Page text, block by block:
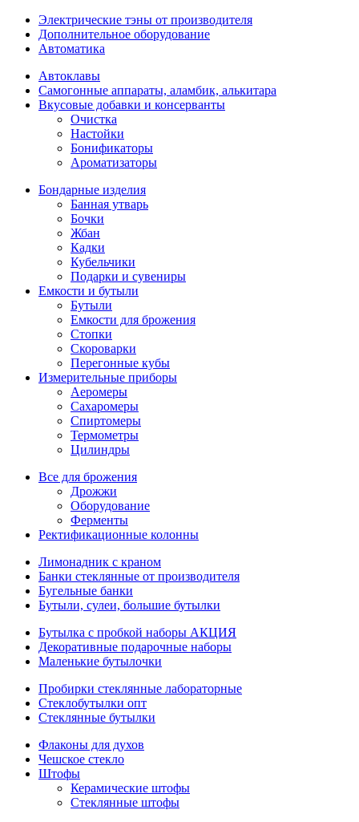
Электрические тэны от производителя
Дополнительное оборудование
Автоматика
Автоклавы
Самогонные аппараты, аламбик, алькитара
Вкусовые добавки и консерванты
Очистка
Настойки
Бонификаторы
Ароматизаторы
Бондарные изделия
Банная утварь
Бочки
Жбан
Кадки
Кубельчики
Подарки и сувениры
Емкости и бутыли
Бутыли
Емкости для брожения
Стопки
Скороварки
Перегонные кубы
Измерительные приборы
Аеромеры
Сахаромеры
Спиртомеры
Термометры
Цилиндры
Все для брожения
Дрожжи
Оборудование
Ферменты
Ректификационные колонны
Лимонадник с краном
Банки стеклянные от производителя
Бугельные банки
Бутыли, сулеи, большие бутылки
Бутылка с пробкой наборы АКЦИЯ
Декоративные подарочные наборы
Маленькие бутылочки
Пробирки стеклянные лабораторные
Стеклобутылки опт
Стеклянные бутылки
Флаконы для духов
Чешское стекло
Штофы
Керамические штофы
Стеклянные штофы